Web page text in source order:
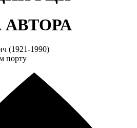
АВТОРА
(1921-1990)
порту